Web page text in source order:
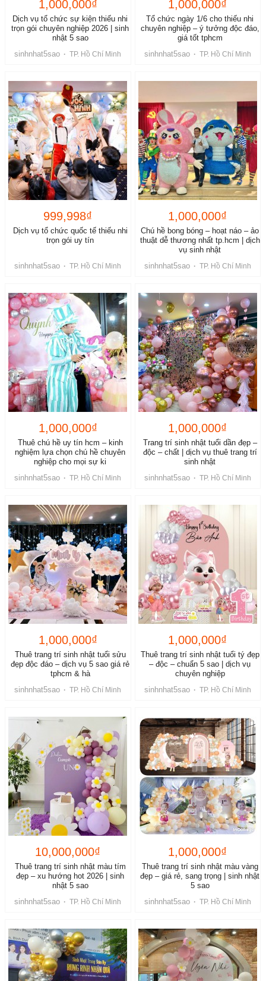
1,000,000₫
Dịch vụ tổ chức sự kiện thiếu nhi
trọn gói chuyên nghiệp 2026 | sinh
nhật 5 sao
sinhnhat5sao · TP. Hồ Chí Minh
1,000,000₫
Tổ chức ngày 1/6 cho thiếu nhi
chuyên nghiệp – ý tưởng độc đáo,
giá tốt tphcm
sinhnhat5sao · TP. Hồ Chí Minh
999,998₫
Dịch vụ tổ chức quốc tế thiếu nhi
trọn gói uy tín
sinhnhat5sao · TP. Hồ Chí Minh
1,000,000₫
Chú hề bong bóng – hoạt náo – ảo
thuật dễ thương nhất tp.hcm | dịch
vụ sinh nhật
sinhnhat5sao · TP. Hồ Chí Minh
1,000,000₫
Thuê chú hề uy tín hcm – kinh
nghiệm lựa chọn chú hề chuyên
nghiệp cho mọi sự ki
sinhnhat5sao · TP. Hồ Chí Minh
1,000,000₫
Trang trí sinh nhật tuổi dần đẹp –
độc – chất | dịch vụ thuê trang trí
sinh nhật
sinhnhat5sao · TP. Hồ Chí Minh
1,000,000₫
Thuê trang trí sinh nhật tuổi sửu
đẹp độc đáo – dịch vụ 5 sao giá rẻ
tphcm & hà
sinhnhat5sao · TP. Hồ Chí Minh
1,000,000₫
Thuê trang trí sinh nhật tuổi tý đẹp
– độc – chuẩn 5 sao | dịch vụ
chuyên nghiệp
sinhnhat5sao · TP. Hồ Chí Minh
10,000,000₫
Thuê trang trí sinh nhật màu tím
đẹp – xu hướng hot 2026 | sinh
nhật 5 sao
sinhnhat5sao · TP. Hồ Chí Minh
1,000,000₫
Thuê trang trí sinh nhật màu vàng
đẹp – giá rẻ, sang trọng | sinh nhật
5 sao
sinhnhat5sao · TP. Hồ Chí Minh